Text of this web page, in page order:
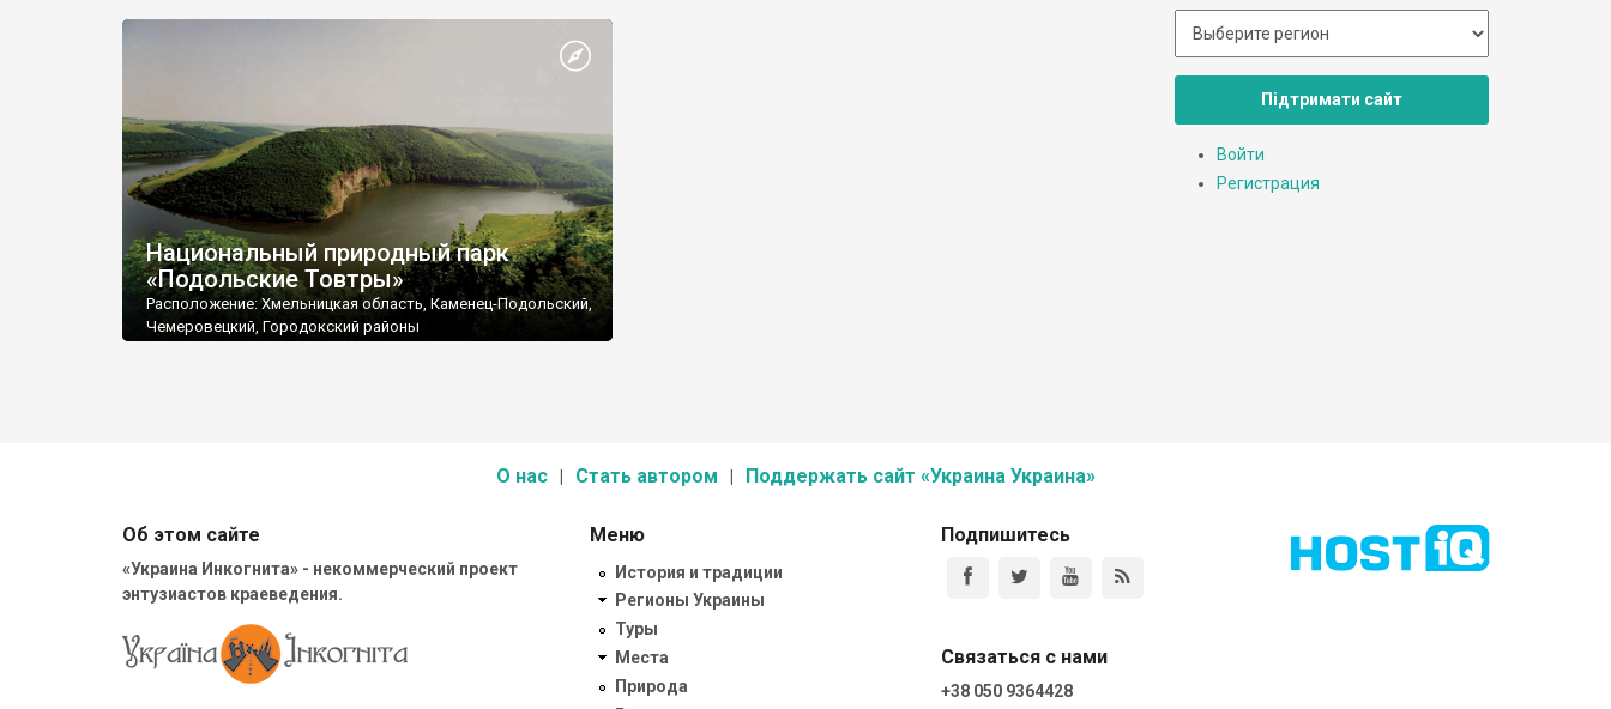
Национальный природный парк
«Подольские Товтры»
Расположение: Хмельницкая область, Каменец-Подольский,
Чемеровецкий, Городокский районы
www.kp.km.ua/tovtry.
Підтримати сайт
Войти
Регистрация
О нас Стать автором Поддержать сайт «Украина Украина»
Об этом сайте
«Украина Инкогнита» - некоммерческий проект
энтузиастов краеведения.
Меню
История и традиции
Регионы Украины
Туры
Места
Природа
Подпишитесь
Связаться с нами
+38 050 9364428